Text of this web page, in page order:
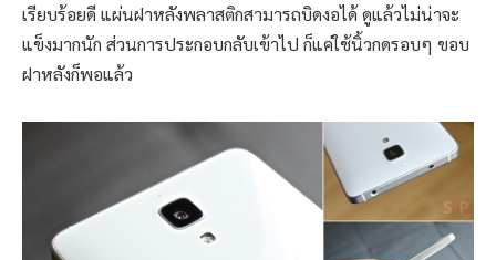
เรียบร้อยดี แผ่นฝาหลังพลาสติกสามารถบิดงอได้ ดูแล้วไม่น่าจะ
แข็งมากนัก ส่วนการประกอบกลับเข้าไป ก็แค่ใช้นิ้วกดรอบๆ ขอบ
ฝาหลังก็พอแล้ว